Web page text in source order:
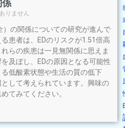
係
りません
）の関係についての研究が進んで
患者は、EDのリスクが1.51倍高
らの疾患は一見無関係に思えま
及ぼし、EDの原因となる可能性
低酸素状態や生活の質の低下
して考えられています。興味の
てみてください。